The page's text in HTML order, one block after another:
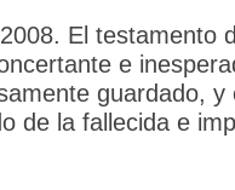
El testamento
e
guardado, y
de la fallecida e